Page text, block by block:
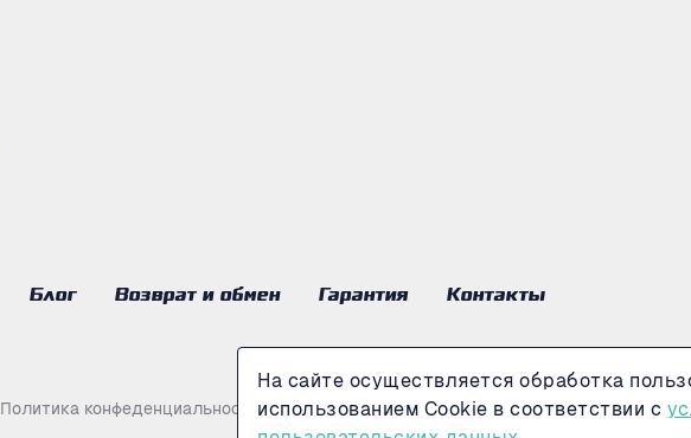
Блог Возврат и обмен Гарантия Контакты
Политика конфеденциальности
На сайте осуществляется обработка
использованием Cookie в соответствии с